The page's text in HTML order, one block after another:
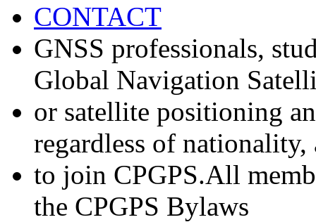
CONTACT
GNSS professionals,
Global Navigation
or satellite positioning
regardless of nationality,
to join CPGPS.All
the CPGPS Bylaws